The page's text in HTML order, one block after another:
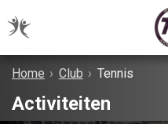
Home › Club › Tennis
Activiteiten